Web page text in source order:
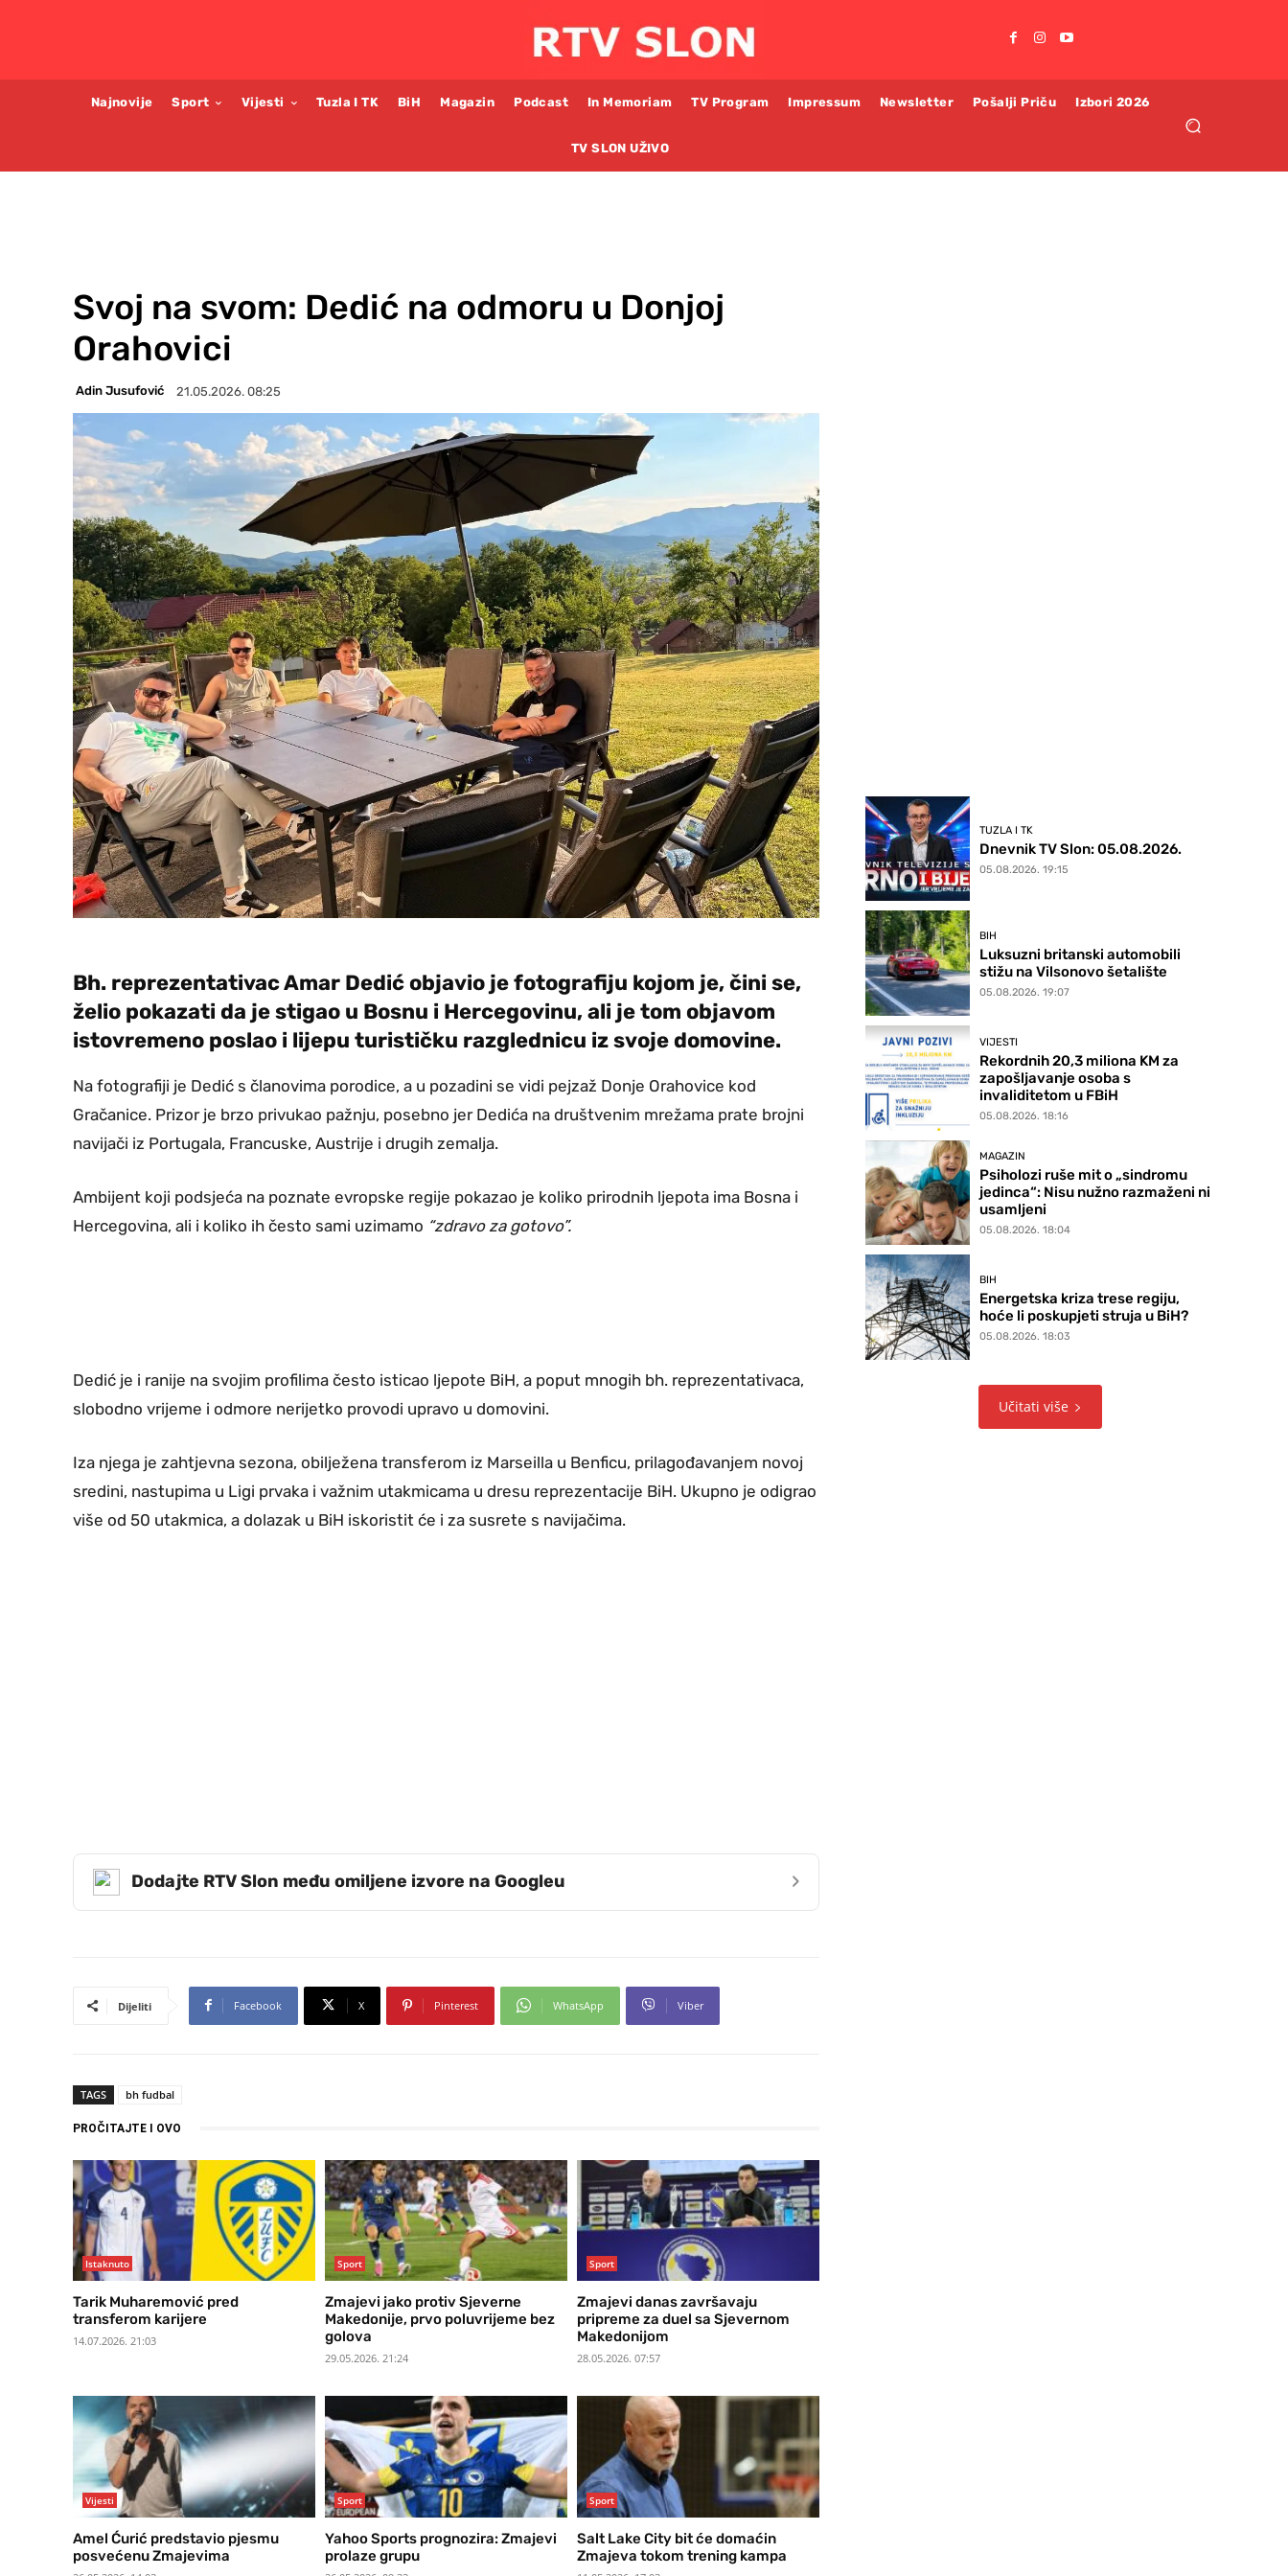
Najnovije Sport Vijesti Tuzla I TK BiH Magazin Podcast In Memoriam TV Program Impressum Newsletter Pošalji Priču Izbori 2026
TV SLON UŽIVO
Svoj na svom: Dedić na odmoru u Donjoj
Orahovici
Adin Jusufović 21.05.2026. 08:25
Bh. reprezentativac Amar Dedić objavio je fotografiju kojom je, čini se,
želio pokazati da je stigao u Bosnu i Hercegovinu, ali je tom objavom
istovremeno poslao i lijepu turističku razglednicu iz svoje domovine.
Na fotografiji je Dedić s članovima porodice, a u pozadini se vidi pejzaž Donje Orahovice kod
Gračanice. Prizor je brzo privukao pažnju, posebno jer Dedića na društvenim mrežama prate brojni
navijači iz Portugala, Francuske, Austrije i drugih zemalja.
Ambijent koji podsjeća na poznate evropske regije pokazao je koliko prirodnih ljepota ima Bosna i
Hercegovina, ali i koliko ih često sami uzimamo “zdravo za gotovo”.
Dedić je i ranije na svojim profilima često isticao ljepote BiH, a poput mnogih bh. reprezentativaca,
slobodno vrijeme i odmore nerijetko provodi upravo u domovini.
Iza njega je zahtjevna sezona, obilježena transferom iz Marseilla u Benficu, prilagođavanjem novoj
sredini, nastupima u Ligi prvaka i važnim utakmicama u dresu reprezentacije BiH. Ukupno je odigrao
više od 50 utakmica, a dolazak u BiH iskoristit će i za susrete s navijačima.
Dodajte RTV Slon među omiljene izvore na Googleu ›
Dijeliti Facebook X Pinterest WhatsApp Viber
TAGS bh fudbal
PROČITAJTE I OVO
Istaknuto
Tarik Muharemović pred
transferom karijere
14.07.2026. 21:03
Sport
Zmajevi jako protiv Sjeverne
Makedonije, prvo poluvrijeme bez
golova
29.05.2026. 21:24
Sport
Zmajevi danas završavaju
pripreme za duel sa Sjevernom
Makedonijom
28.05.2026. 07:57
Vijesti
Amel Ćurić predstavio pjesmu
posvećenu Zmajevima
Sport
Yahoo Sports prognozira: Zmajevi
prolaze grupu
Sport
Salt Lake City bit će domaćin
Zmajeva tokom trening kampa
TUZLA I TK
Dnevnik TV Slon: 05.08.2026.
05.08.2026. 19:15
BIH
Luksuzni britanski automobili
stižu na Vilsonovo šetalište
05.08.2026. 19:07
VIJESTI
Rekordnih 20,3 miliona KM za
zapošljavanje osoba s
invaliditetom u FBiH
05.08.2026. 18:16
MAGAZIN
Psiholozi ruše mit o „sindromu
jedinca“: Nisu nužno razmaženi ni
usamljeni
05.08.2026. 18:04
BIH
Energetska kriza trese regiju,
hoće li poskupjeti struja u BiH?
05.08.2026. 18:03
Učitati više